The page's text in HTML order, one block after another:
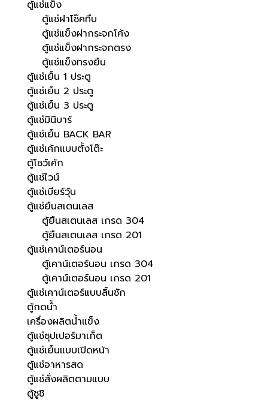
ตู้แช่แข็ง
ตู้แช่ฝาโช๊คทึบ
ตู้แช่แข็งฝากระจกโค้ง
ตู้แช่แข็งฝากระจกตรง
ตู้แช่แข็งทรงยืน
ตู้แช่เย็น 1 ประตู
ตู้แช่เย็น 2 ประตู
ตู้แช่เย็น 3 ประตู
ตู้แช่มินิบาร์
ตู้แช่เย็น BACK BAR
ตู้แช่เค้กแบบตั้งโต๊ะ
ตู้โชว์เค้ก
ตู้แช่ไวน์
ตู้แช่เบียร์วุ้น
ตู้แช่ยืนสเตนเลส
ตู้ยืนสเตนเลส เกรด 304
ตู้ยืนสเตนเลส เกรด 201
ตู้แช่เคาน์เตอร์นอน
ตู้เคาน์เตอร์นอน เกรด 304
ตู้เคาน์เตอร์นอน เกรด 201
ตู้แช่เคาน์เตอร์แบบลิ้นชัก
ตู้กดน้ำ
เครื่องผลิตน้ำแข็ง
ตู้แช่ซุปเปอร์มาเก็ต
ตู้แช่เย็นแบบเปิดหน้า
ตู้แช่อาหารสด
ตู้แช่สั่งผลิตตามแบบ
ตู้ซูชิ